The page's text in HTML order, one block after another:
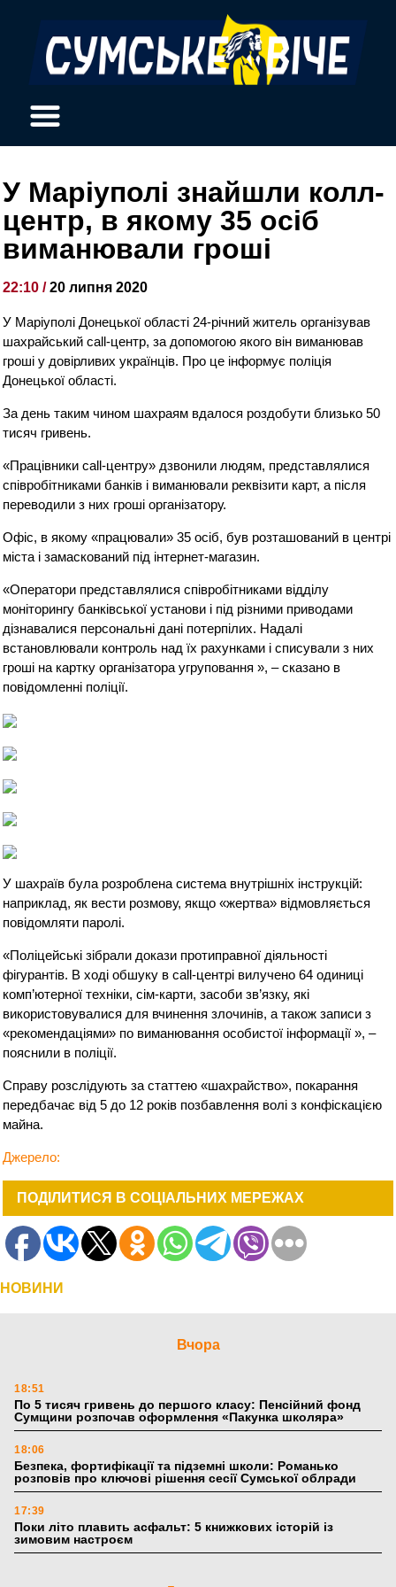
У Маріуполі знайшли колл-
центр, в якому 35 осіб
виманювали гроші
22:10 /20 липня 2020
У Маріуполі Донецької області 24-річний житель організував
шахрайський call-центр, за допомогою якого він виманював
гроші у довірливих українців. Про це інформує поліція
Донецької області.
За день таким чином шахраям вдалося роздобути близько 50
тисяч гривень.
«Працівники call-центру» дзвонили людям, представлялися
співробітниками банків і виманювали реквізити карт, а після
переводили з них гроші організатору.
Офіс, в якому «працювали» 35 осіб, був розташований в центрі
міста і замаскований під інтернет-магазин.
«Оператори представлялися співробітниками відділу
моніторингу банківської установи і під різними приводами
дізнавалися персональні дані потерпілих. Надалі
встановлювали контроль над їх рахунками і списували з них
гроші на картку організатора угруповання », – сказано в
повідомленні поліції.
У шахраїв була розроблена система внутрішніх інструкцій:
наприклад, як вести розмову, якщо «жертва» відмовляється
повідомляти паролі.
«Поліцейські зібрали докази протиправної діяльності
фігурантів. В ході обшуку в call-центрі вилучено 64 одиниці
комп’ютерної техніки, сім-карти, засоби зв’язку, які
використовувалися для вчинення злочинів, а також записи з
«рекомендаціями» по виманювання особистої інформації », –
пояснили в поліції.
Справу розслідують за статтею «шахрайство», покарання
передбачає від 5 до 12 років позбавлення волі з конфіскацією
майна.
Джерело:
ПОДІЛИТИСЯ В СОЦІАЛЬНИХ МЕРЕЖАХ
НОВИНИ
Вчора
18:51
По 5 тисяч гривень до першого класу: Пенсійний фонд
Сумщини розпочав оформлення «Пакунка школяра»
18:06
Безпека, фортифікації та підземні школи: Романько
розповів про ключові рішення сесії Сумської облради
17:39
Поки літо плавить асфальт: 5 книжкових історій із
зимовим настроєм